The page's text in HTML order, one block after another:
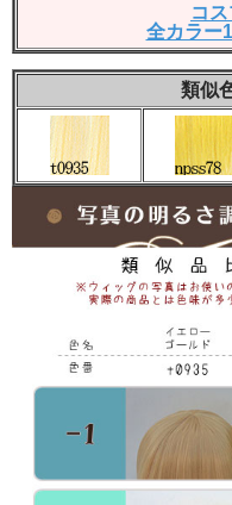
コ
全カラー
類似